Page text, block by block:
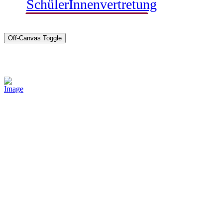
SchülerInnenvertretung
Off-Canvas Toggle